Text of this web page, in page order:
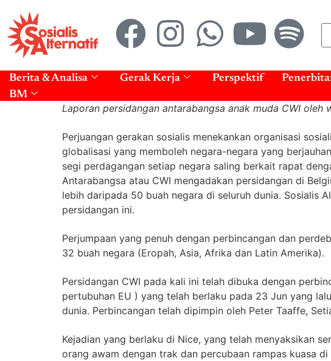
Berita & Analisa Gerak Kerja Perspektif
BM
Laporan persidangan antarabangsa anak muda CWI oleh
Perjuangan gerakan sosialis menekankan organisasi
globalisasi yang memboleh negara-negara yang
segi perdagangan setiap negara saling berkait rapat
Antarabangsa atau CWI mengadakan persidangan di
lebih daripada 50 buah negara di seluruh dunia. Sosialis
persidangan ini.
Perjumpaan yang penuh dengan perbincangan dan
32 buah negara (Eropah, Asia, Afrika dan Latin Amerika).
Persidangan CWI pada kali ini telah dibuka dengan
pertubuhan EU ) yang telah berlaku pada 23 Jun yang
dunia. Perbincangan telah dipimpin oleh Peter Taaffe,
Kejadian yang berlaku di Nice, yang telah menyaksikan
orang awam dengan trak dan percubaan rampas kuasa